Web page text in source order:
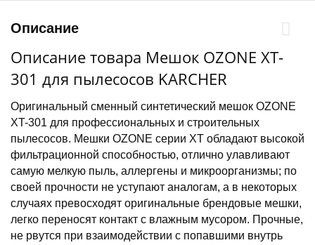
Описание
Описание товара Мешок OZONE XT-
301 для пылесосов KARCHER
Оригинальный сменный синтетический мешок OZONE
XT-301 для профессиональных и строительных
пылесосов. Мешки OZONE серии XT обладают высокой
фильтрационной способностью, отлично улавливают
самую мелкую пыль, аллергены и микроорганизмы; по
своей прочности не уступают аналогам, а в некоторых
случаях превосходят оригинальные брендовые мешки,
легко переносят контакт с влажным мусором. Прочные,
не рвутся при взаимодействии с попавшими внутрь